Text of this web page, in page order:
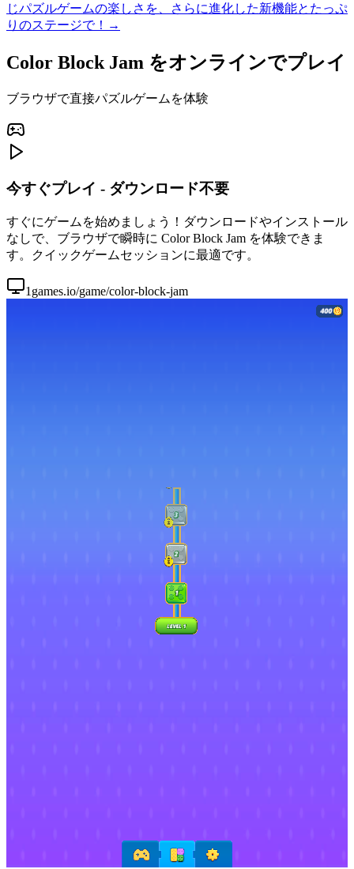
じパズルゲームの楽しさを、さらに進化した新機能とたっぷ
りのステージで！→
Color Block Jam をオンラインでプレイ
ブラウザで直接パズルゲームを体験
今すぐプレイ - ダウンロード不要
すぐにゲームを始めましょう！ダウンロードやインストール
なしで、ブラウザで瞬時に Color Block Jam を体験できま
す。クイックゲームセッションに最適です。
1games.io/game/color-block-jam